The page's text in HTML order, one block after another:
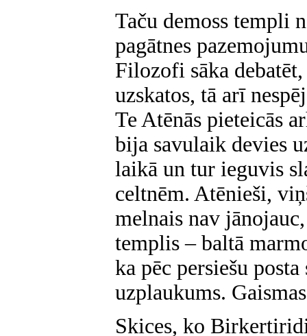
Taču demoss templi
pagātnes
Filozofi sāka
uzskatos, tā arī
Te Atēnās pieteicās
bija savulaik devies
laikā un tur ieguvis
celtnēm. Atēnieši,
melnais nav
templis – baltā
ka pēc persiešu
uzplaukums.
Skices, ko